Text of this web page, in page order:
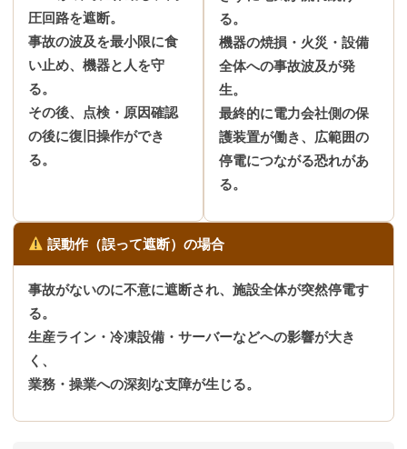
圧回路を遮断。
事故の波及を最小限に食
い止め、機器と人を守
る。
その後、点検・原因確認
の後に復旧操作ができ
る。
る。
機器の焼損・火災・設備
全体への事故波及が発
生。
最終的に電力会社側の保
護装置が働き、広範囲の
停電につながる恐れがあ
る。
誤動作（誤って遮断）の場合
事故がないのに不意に遮断され、施設全体が突然停電す
る。
生産ライン・冷凍設備・サーバーなどへの影響が大き
く、
業務・操業への深刻な支障が生じる。